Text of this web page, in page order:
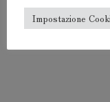
Impostazione